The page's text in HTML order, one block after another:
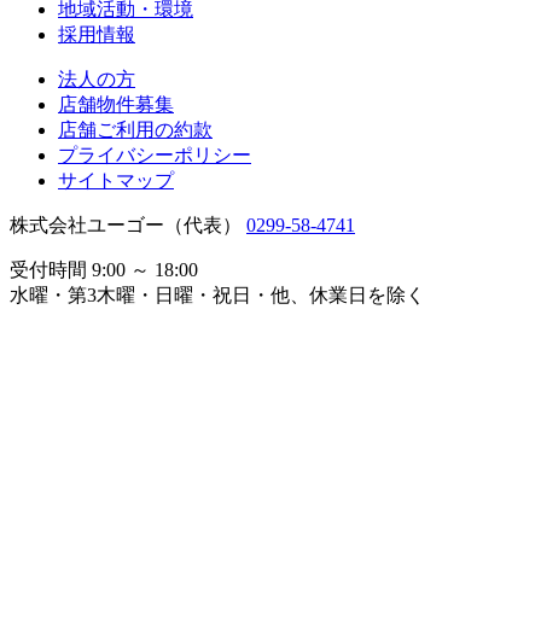
地域活動・環境
採用情報
法人の方
店舗物件募集
店舗ご利用の約款
プライバシーポリシー
サイトマップ
株式会社ユーゴー（代表） 0299-58-4741
受付時間 9:00 ～ 18:00
水曜・第3木曜・日曜・祝日・他、休業日を除く